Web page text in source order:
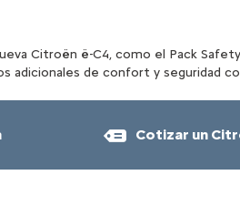
Citroën ë-C4, como el Pack
adicionales de confort y seguridad
Cotizar un